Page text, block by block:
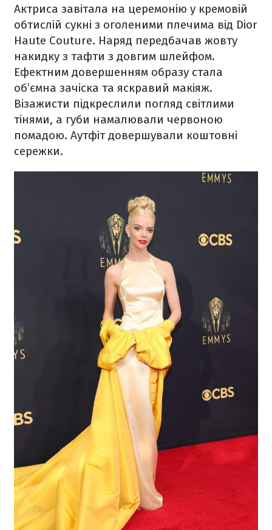
Актриса завітала на церемонію у кремовій
обтислій сукні з оголеними плечима від Dior
Haute Couture. Наряд передбачав жовту
накидку з тафти з довгим шлейфом.
Ефектним довершенням образу стала
об’ємна зачіска та яскравий макіяж.
Візажисти підкреслили погляд світлими
тінями, а губи намалювали червоною
помадою. Аутфіт довершували коштовні
сережки.